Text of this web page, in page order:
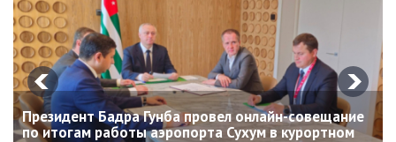
Президент Бадра Гунба провел онлайн-совещание
по итогам работы аэропорта Сухум в курортном